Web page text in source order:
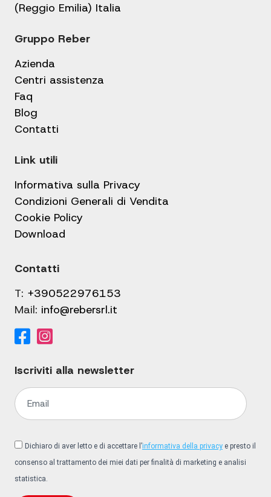
(Reggio Emilia) Italia
Gruppo Reber
Azienda
Centri assistenza
Faq
Blog
Contatti
Link utili
Informativa sulla Privacy
Condizioni Generali di Vendita
Cookie Policy
Download
Contatti
T: +390522976153
Mail: info@rebersrl.it
Iscriviti alla newsletter
Dichiaro di aver letto e di accettare l’informativa della privacy e presto il
consenso al trattamento dei miei dati per finalità di marketing e analisi
statistica.